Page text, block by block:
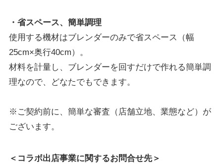
・省スペース、簡単調理
使用する機材はブレンダーのみで省スペース（幅
25cm×奥行40cm）。
材料を計量し、ブレンダーを回すだけで作れる簡単調
理なので、どなたでもできます。
※ご契約前に、簡単な審査（店舗立地、業態など）が
ございます。
＜コラボ出店事業に関するお問合せ先＞